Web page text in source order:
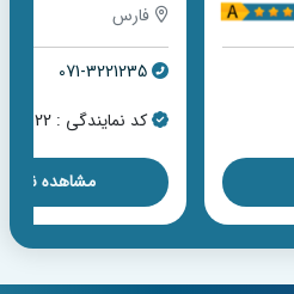
فارس
071-3221235
کد نمایندگی : 16022
مشاهده